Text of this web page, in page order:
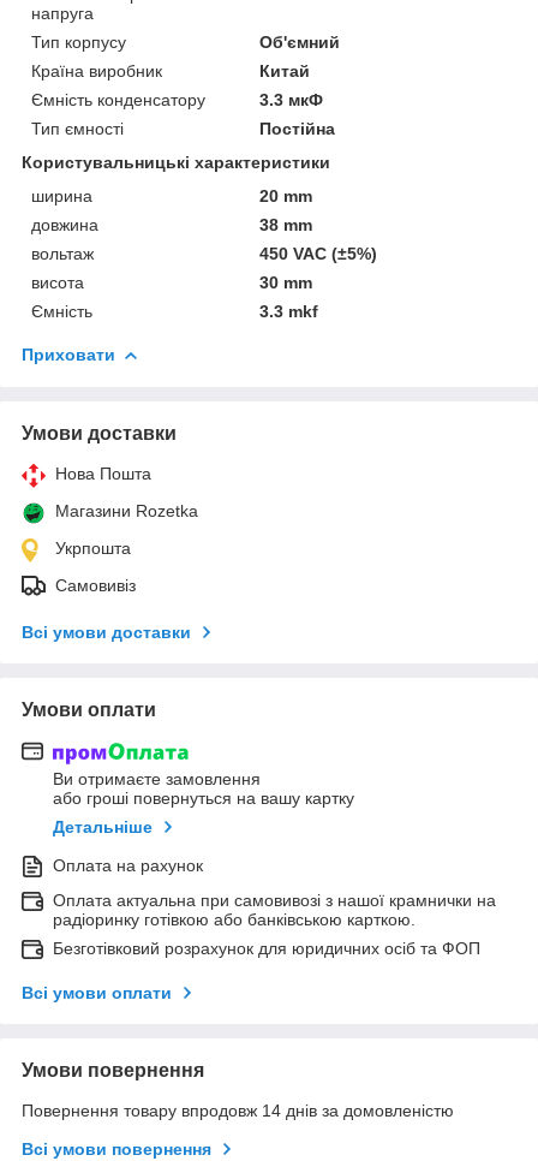
напруга
Тип корпусу
Об'ємний
Країна виробник
Китай
Ємність конденсатору
3.3 мкФ
Тип ємності
Постійна
Користувальницькі характеристики
ширина
20 mm
довжина
38 mm
вольтаж
450 VAC (±5%)
висота
30 mm
Ємність
3.3 mkf
Приховати
Умови доставки
Нова Пошта
Магазини Rozetka
Укрпошта
Самовивіз
Всі умови доставки
Умови оплати
Ви отримаєте замовлення
або гроші повернуться на вашу картку
Детальніше
Оплата на рахунок
Оплата актуальна при самовивозі з нашої крамнички на
радіоринку готівкою або банківською карткою.
Безготівковий розрахунок для юридичних осіб та ФОП
Всі умови оплати
Умови повернення
Повернення товару впродовж 14 днів за домовленістю
Всі умови повернення